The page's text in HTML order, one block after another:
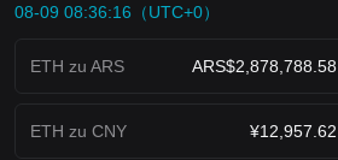
08-09 08:36:16（UTC+0）
ETH zu ARS ARS$2,878,788.58
ETH zu CNY ¥12,957.62